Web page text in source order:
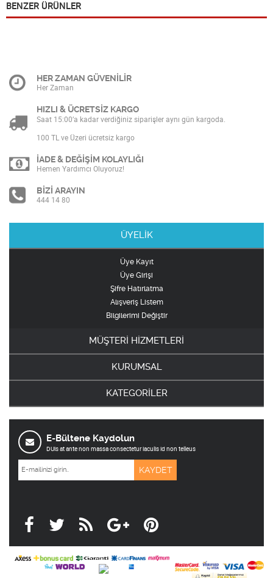
BENZER ÜRÜNLER
HER ZAMAN GÜVENİLİR
Her Zaman
HIZLI & ÜCRETSİZ KARGO
Saat 15:00’a kadar verdiğiniz siparişler aynı gün kargoda.
100 TL ve Üzeri ücretsiz kargo
İADE & DEĞİŞİM KOLAYLIĞI
Hemen Yardımcı Oluyoruz!
BİZİ ARAYIN
444 14 80
ÜYELİK
Üye Kayıt
Üye Girişi
Şifre Hatırlatma
Alışveriş Listem
Bilgilerimi Değiştir
MÜŞTERİ HİZMETLERİ
KURUMSAL
KATEGORİLER
E-Bültene Kaydolun
DUis at ante non massa consectetur iaculis id non telleus